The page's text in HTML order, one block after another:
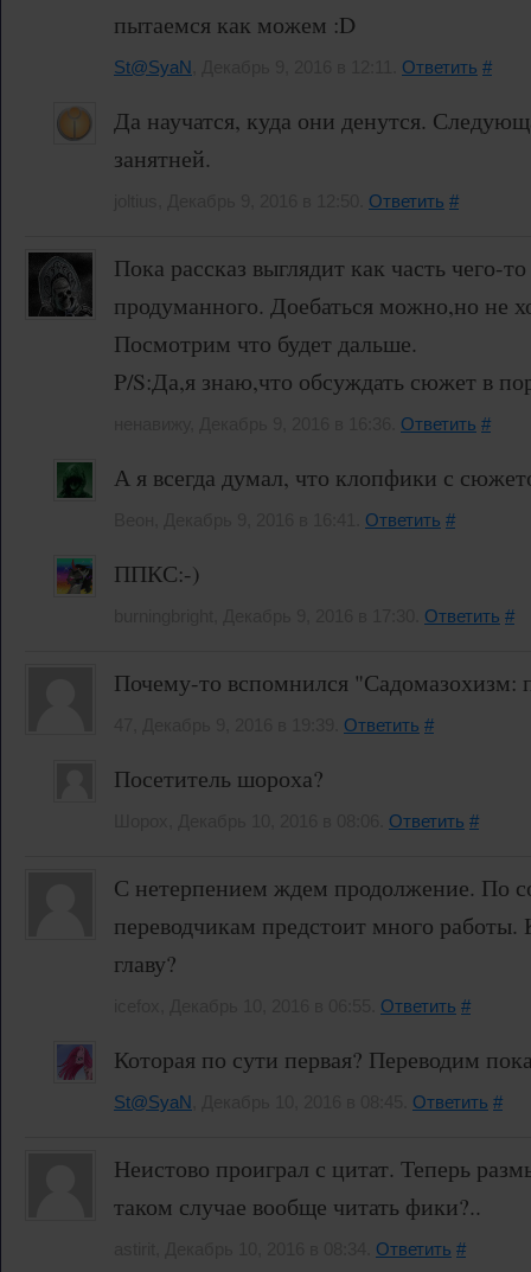
пытаемся как можем :D
St@SyaN Ответить #
Да научатся, куда они денутся.
занятней.
Ответить #
Пока рассказ выглядит как часть чего-
продуманного. Доебаться можно,но не
Посмотрим что будет дальше.
P/S:Да,я знаю,что обсуждать сюжет в
Ответить #
А я всегда думал, что клопфики с
Ответить #
ППКС:-)
Ответить #
Почему-то вспомнился "Садомазохизм:
Ответить #
Посетитель шороха?
Ответить #
С нетерпением ждем продолжение. По
переводчикам предстоит много
главу?
Ответить #
Которая по сути первая? Переводим
St@SyaN Ответить #
Неистово проиграл с цитат. Теперь
таком случае вообще читать фики?..
Ответить #